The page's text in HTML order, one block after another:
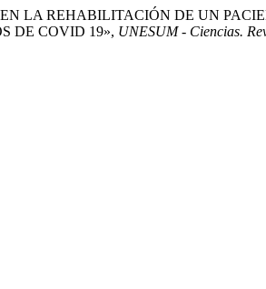
EN LA REHABILITACIÓN DE UN
DE COVID 19», UNESUM - Ciencias.